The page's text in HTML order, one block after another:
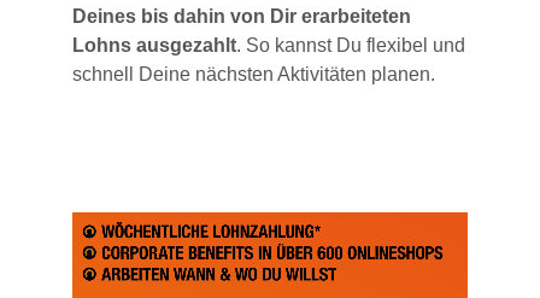
Deines bis dahin von Dir erarbeiteten
Lohns ausgezahlt. So kannst Du flexibel und
schnell Deine nächsten Aktivitäten planen.